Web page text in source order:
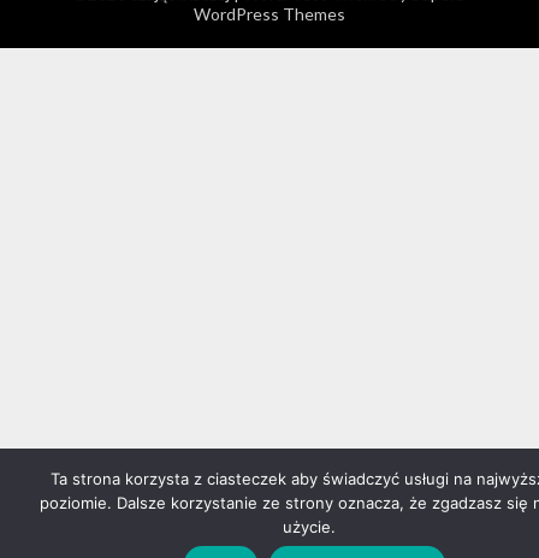
WordPress Themes
Ta strona korzysta z ciasteczek aby świadczyć usługi na
poziomie. Dalsze korzystanie ze strony oznacza, że zgadzasz się
użycie.